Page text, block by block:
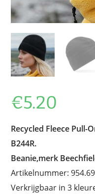
€5.20
Recycled Fleece Pull-
B244R.
Beanie,merk
Artikelnummer:
Verkrijgbaar in 3